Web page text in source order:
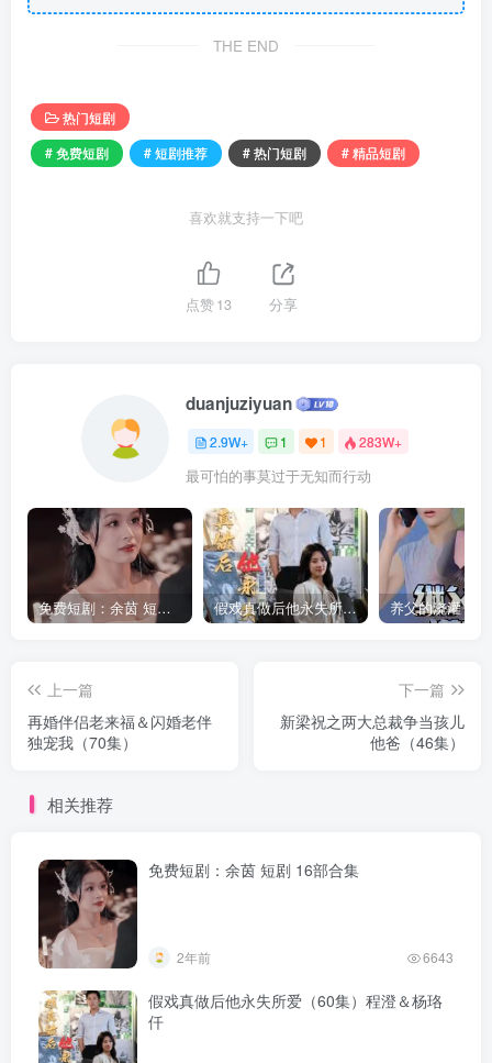
THE END
热门短剧
# 免费短剧
# 短剧推荐 # 热门短剧 # 精品短剧
喜欢就支持一下吧
点赞13 分享
duanjuziyuan
2.9W+ 1 1 283W+
最可怕的事莫过于无知而行动
免费短剧：余茵 短剧 16部合集 假戏真做后他永失所爱（60集）程澄＆杨珞仟
上一篇
再婚伴侣老来福＆闪婚老伴
独宠我（70集）
下一篇
新梁祝之两大总裁争当孩儿
他爸（46集）
相关推荐
免费短剧：余茵 短剧 16部合集
2年前 6643
假戏真做后他永失所爱（60集）程澄＆杨珞
仟